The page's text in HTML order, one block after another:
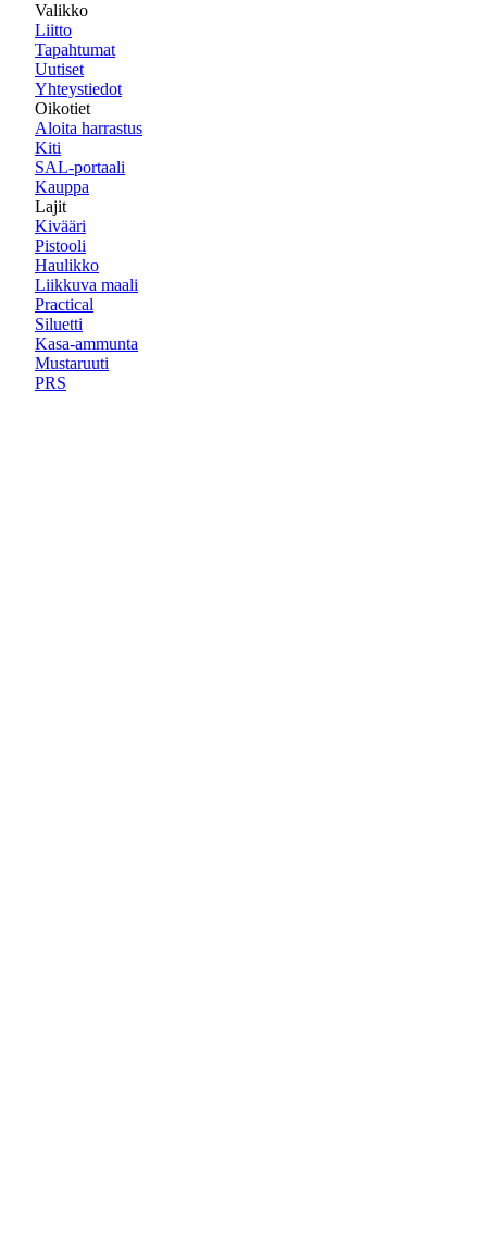
Valikko
Liitto
Tapahtumat
Uutiset
Yhteystiedot
Oikotiet
Aloita harrastus
Kiti
SAL-portaali
Kauppa
Lajit
Kivääri
Pistooli
Haulikko
Liikkuva maali
Practical
Siluetti
Kasa-ammunta
Mustaruuti
PRS